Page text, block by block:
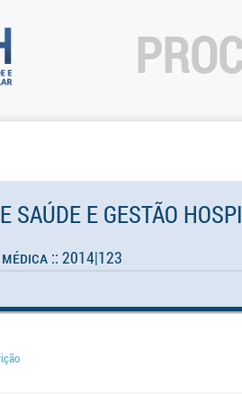
SAÚDE E GESTÃO
:: 2014|123